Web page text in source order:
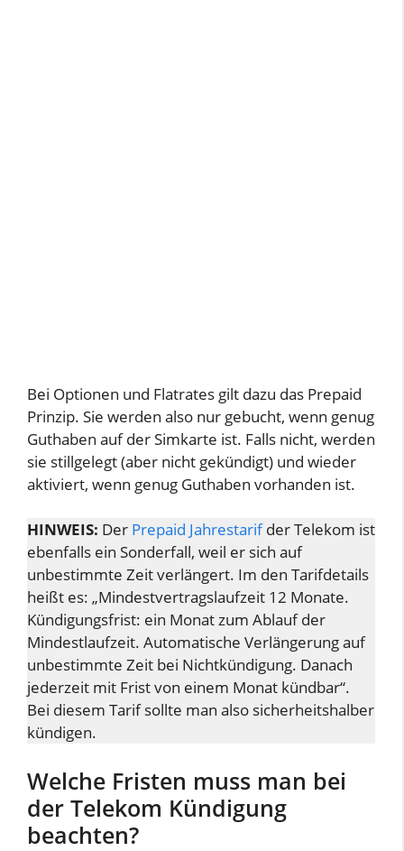
Bei Optionen und Flatrates gilt dazu das Prepaid
Prinzip. Sie werden also nur gebucht, wenn genug
Guthaben auf der Simkarte ist. Falls nicht, werden
sie stillgelegt (aber nicht gekündigt) und wieder
aktiviert, wenn genug Guthaben vorhanden ist.
HINWEIS: Der Prepaid Jahrestarifder Telekom ist
ebenfalls ein Sonderfall, weil er sich auf
unbestimmte Zeit verlängert. Im den Tarifdetails
heißt es: „Mindestvertragslaufzeit 12 Monate.
Kündigungsfrist: ein Monat zum Ablauf der
Mindestlaufzeit. Automatische Verlängerung auf
unbestimmte Zeit bei Nichtkündigung. Danach
jederzeit mit Frist von einem Monat kündbar“.
Bei diesem Tarif sollte man also sicherheitshalber
kündigen.
Welche Fristen muss man bei
der Telekom Kündigung
beachten?